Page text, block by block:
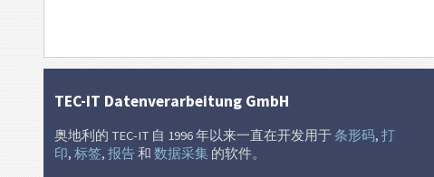
单一欧元支付区
TEC-IT Datenverarbeitung GmbH
奥地利的 TEC-IT 自 1996 年以来一直在开发用于条形码, 打
印, 标签, 报告和 数据采集 的软件。